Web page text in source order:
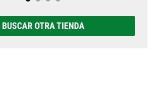
BUSCAR OTRA TIENDA